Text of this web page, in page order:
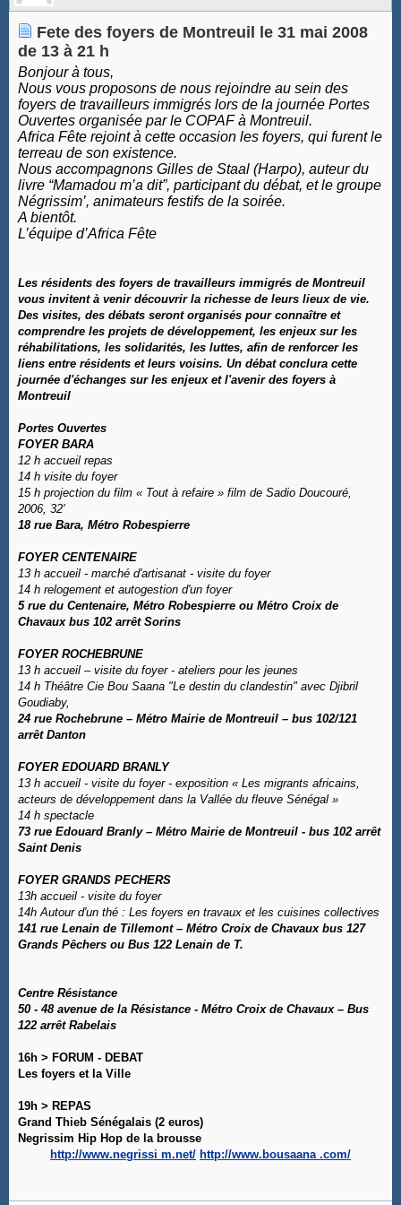
Fete des foyers de Montreuil le 31 mai 2008
de 13 à 21 h
Bonjour à tous,
Nous vous proposons de nous rejoindre au sein des
foyers de travailleurs immigrés lors de la journée Portes
Ouvertes organisée par le COPAF à Montreuil.
Africa Fête rejoint à cette occasion les foyers, qui furent le
terreau de son existence.
Nous accompagnons Gilles de Staal (Harpo), auteur du
livre “Mamadou m’a dit”, participant du débat, et le groupe
Négrissim’, animateurs festifs de la soirée.
A bientôt.
L’équipe d’Africa Fête
Les résidents des foyers de travailleurs immigrés de Montreuil
vous invitent à venir découvrir la richesse de leurs lieux de vie.
Des visites, des débats seront organisés pour connaître et
comprendre les projets de développement, les enjeux sur les
réhabilitations, les solidarités, les luttes, afin de renforcer les
liens entre résidents et leurs voisins. Un débat conclura cette
journée d'échanges sur les enjeux et l'avenir des foyers à
Montreuil
Portes Ouvertes
FOYER BARA
12 h accueil repas
14 h visite du foyer
15 h projection du film « Tout à refaire » film de Sadio Doucouré,
2006, 32'
18 rue Bara, Métro Robespierre
FOYER CENTENAIRE
13 h accueil - marché d'artisanat - visite du foyer
14 h relogement et autogestion d'un foyer
5 rue du Centenaire, Métro Robespierre ou Métro Croix de
Chavaux bus 102 arrêt Sorins
FOYER ROCHEBRUNE
13 h accueil – visite du foyer - ateliers pour les jeunes
14 h Théâtre Cie Bou Saana "Le destin du clandestin" avec Djibril
Goudiaby,
24 rue Rochebrune – Métro Mairie de Montreuil – bus 102/121
arrêt Danton
FOYER EDOUARD BRANLY
13 h accueil - visite du foyer - exposition « Les migrants africains,
acteurs de développement dans la Vallée du fleuve Sénégal »
14 h spectacle
73 rue Edouard Branly – Métro Mairie de Montreuil - bus 102 arrêt
Saint Denis
FOYER GRANDS PECHERS
13h accueil - visite du foyer
14h Autour d'un thé : Les foyers en travaux et les cuisines collectives
141 rue Lenain de Tillemont – Métro Croix de Chavaux bus 127
Grands Pêchers ou Bus 122 Lenain de T.
Centre Résistance
50 - 48 avenue de la Résistance - Métro Croix de Chavaux – Bus
122 arrêt Rabelais
16h > FORUM - DEBAT
Les foyers et la Ville
19h > REPAS
Grand Thieb Sénégalais (2 euros)
Negrissim Hip Hop de la brousse
http://www.negrissi m.net/ http://www.bousaana .com/